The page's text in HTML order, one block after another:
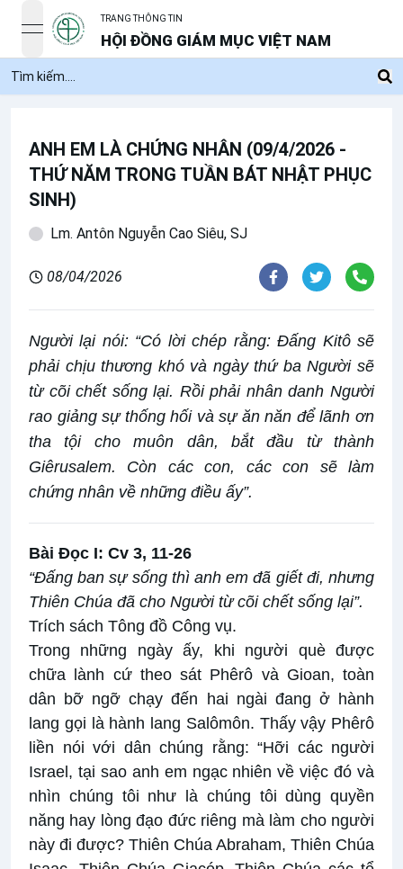
open navigation menu
TRANG THÔNG TIN
HỘI ĐỒNG GIÁM MỤC VIỆT NAM
ANH EM LÀ CHỨNG NHÂN (09/4/2026 -
THỨ NĂM TRONG TUẦN BÁT NHẬT PHỤC
SINH)
Lm. Antôn Nguyễn Cao Siêu, SJ
08/04/2026
Người lại nói: “Có lời chép rằng: Ðấng Kitô sẽ
phải chịu thương khó và ngày thứ ba Người sẽ
từ cõi chết sống lại. Rồi phải nhân danh Người
rao giảng sự thống hối và sự ăn năn để lãnh ơn
tha tội cho muôn dân, bắt đầu từ thành
Giêrusalem. Còn các con, các con sẽ làm
chứng nhân về những điều ấy”.
Bài Ðọc I: Cv 3, 11-26
“Ðấng ban sự sống thì anh em đã giết đi, nhưng
Thiên Chúa đã cho Người từ cõi chết sống lại”.
Trích sách Tông đồ Công vụ.
Trong những ngày ấy, khi người què được
chữa lành cứ theo sát Phêrô và Gioan, toàn
dân bỡ ngỡ chạy đến hai ngài đang ở hành
lang gọi là hành lang Salômôn. Thấy vậy Phêrô
liền nói với dân chúng rằng: “Hỡi các người
Israel, tại sao anh em ngạc nhiên về việc đó và
nhìn chúng tôi như là chúng tôi dùng quyền
năng hay lòng đạo đức riêng mà làm cho người
này đi được? Thiên Chúa Abraham, Thiên Chúa